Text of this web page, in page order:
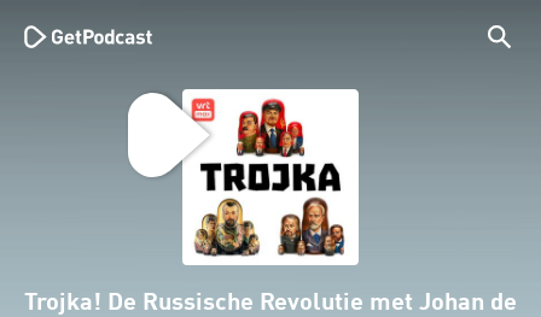
Trojka! De Russische Revolutie met Johan de